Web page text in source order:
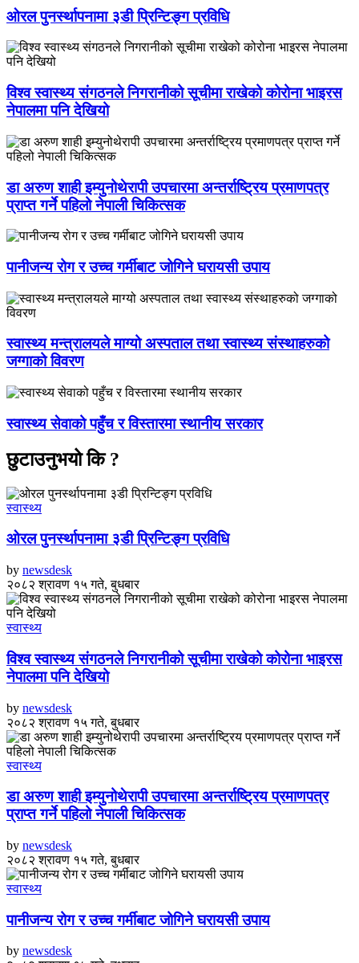
ओरल पुनर्स्थापनामा ३डी प्रिन्टिङ्ग प्रविधि
विश्व स्वास्थ्य संगठनले निगरानीको सूचीमा राखेको कोरोना भाइरस
नेपालमा पनि देखियो
डा अरुण शाही इम्युनोथेरापी उपचारमा अन्तर्राष्ट्रिय प्रमाणपत्र
प्राप्त गर्ने पहिलो नेपाली चिकित्सक
पानीजन्य रोग र उच्च गर्मीबाट जोगिने घरायसी उपाय
स्वास्थ्य मन्त्रालयले माग्यो अस्पताल तथा स्वास्थ्य संस्थाहरुको
जग्गाको विवरण
स्वास्थ्य सेवाको पहुँच र विस्तारमा स्थानीय सरकार
छुटाउनुभयो कि ?
स्वास्थ्य
ओरल पुनर्स्थापनामा ३डी प्रिन्टिङ्ग प्रविधि
by newsdesk
२०८२ श्रावण १५ गते, बुधबार
स्वास्थ्य
विश्व स्वास्थ्य संगठनले निगरानीको सूचीमा राखेको कोरोना भाइरस
नेपालमा पनि देखियो
by newsdesk
२०८२ श्रावण १५ गते, बुधबार
स्वास्थ्य
डा अरुण शाही इम्युनोथेरापी उपचारमा अन्तर्राष्ट्रिय प्रमाणपत्र
प्राप्त गर्ने पहिलो नेपाली चिकित्सक
by newsdesk
२०८२ श्रावण १५ गते, बुधबार
स्वास्थ्य
पानीजन्य रोग र उच्च गर्मीबाट जोगिने घरायसी उपाय
by newsdesk